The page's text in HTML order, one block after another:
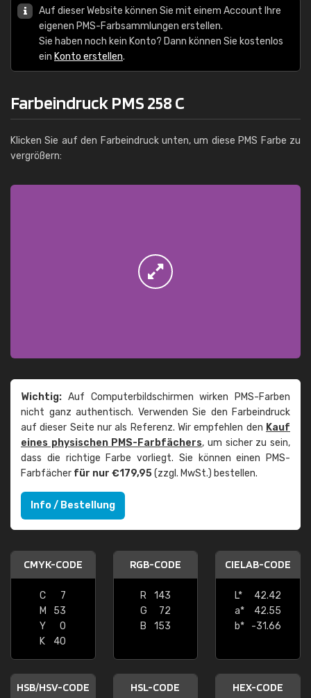
Auf dieser Website können Sie mit einem Account Ihre
eigenen PMS-Farbsammlungen erstellen.
Sie haben noch kein Konto? Dann können Sie kostenlos
ein Konto erstellen.
Farbeindruck PMS 258 C
Klicken Sie auf den Farbeindruck unten, um diese PMS Farbe zu
vergrößern:
Wichtig: Auf Computerbildschirmen wirken PMS-Farben
nicht ganz authentisch. Verwenden Sie den Farbeindruck
auf dieser Seite nur als Referenz. Wir empfehlen den Kauf
eines physischen PMS-Farbfächers, um sicher zu sein,
dass die richtige Farbe vorliegt. Sie können einen PMS-
Farbfächer für nur €179,95(zzgl. MwSt.) bestellen.
Info / Bestellung
CMYK-CODE
C
7
M
53
Y
0
K
40
RGB-CODE
R
143
G
72
B
153
CIELAB-CODE
L*
42.42
a*
42.55
b*
-31.66
HSB/HSV-CODE HSL-CODE HEX-CODE